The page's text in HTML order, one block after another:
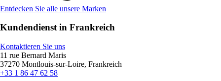
Entdecken Sie alle unsere Marken
Kundendienst in Frankreich
Kontaktieren Sie uns
11 rue Bernard Maris
37270 Montlouis-sur-Loire, Frankreich
+33 1 86 47 62 58